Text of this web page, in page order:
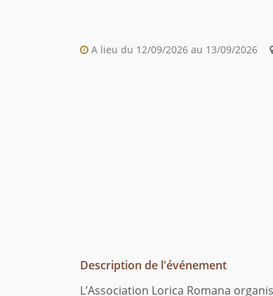
A lieu du 12/09/2026 au 13/09/2026
Description de l'événement
L’Association Lorica Romana